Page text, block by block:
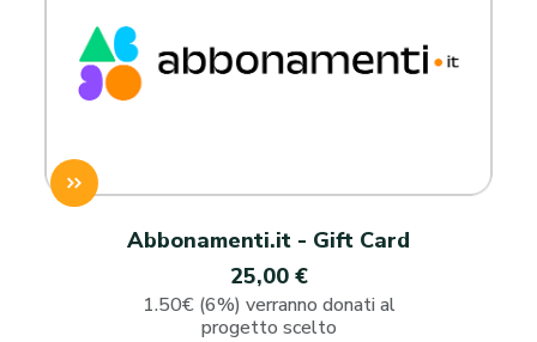
Abbonamenti.it - Gift Card
25,00 €
1.50€ (6%) verranno donati al
progetto scelto